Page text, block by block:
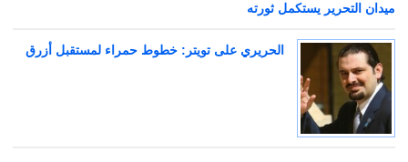
ميدان التحرير يستكمل ثورته
الحريري على تويتر: خطوط حمراء لمستقبل أزرق